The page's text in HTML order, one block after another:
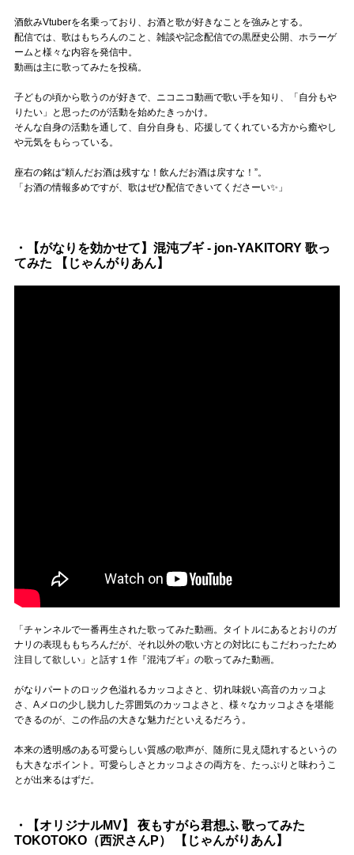
酒飲みVtuberを名乗っており、お酒と歌が好きなことを強みとする。
配信では、歌はもちろんのこと、雑談や記念配信での黒歴史公開、ホラーゲ
ームと様々な内容を発信中。
動画は主に歌ってみたを投稿。
子どもの頃から歌うのが好きで、ニコニコ動画で歌い手を知り、「自分もや
りたい」と思ったのが活動を始めたきっかけ。
そんな自身の活動を通して、自分自身も、応援してくれている方から癒やし
や元気をもらっている。
座右の銘は“頼んだお酒は残すな！飲んだお酒は戻すな！”。
「お酒の情報多めですが、歌はぜひ配信できいてくださーい✨」
・【がなりを効かせて】混沌ブギ - jon-YAKITORY 歌っ
てみた 【じゃんがりあん】
「チャンネルで一番再生された歌ってみた動画。タイトルにあるとおりのガ
ナリの表現ももちろんだが、それ以外の歌い方との対比にもこだわったため
注目して欲しい」と話す１作『混沌ブギ』の歌ってみた動画。
がなりパートのロック色溢れるカッコよさと、切れ味鋭い高音のカッコよ
さ、Aメロの少し脱力した雰囲気のカッコよさと、様々なカッコよさを堪能
できるのが、この作品の大きな魅力だといえるだろう。
本来の透明感のある可愛らしい質感の歌声が、随所に見え隠れするというの
も大きなポイント。可愛らしさとカッコよさの両方を、たっぷりと味わうこ
とが出来るはずだ。
・【オリジナルMV】 夜もすがら君想ふ 歌ってみた
TOKOTOKO（西沢さんP） 【じゃんがりあん】